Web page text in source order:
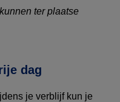
ter plaatse
dag
je verblijf kun je